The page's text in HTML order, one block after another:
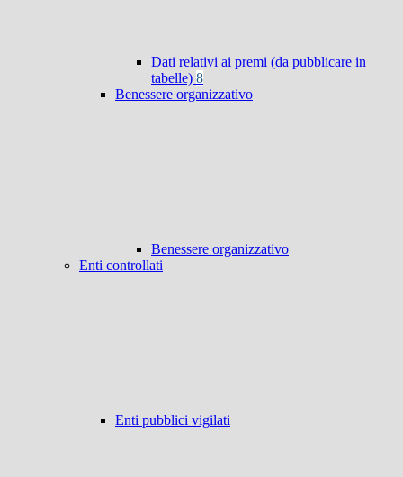
Dati relativi ai premi (da pubblicare in
tabelle) 8
Benessere organizzativo
Benessere organizzativo
Enti controllati
Enti pubblici vigilati